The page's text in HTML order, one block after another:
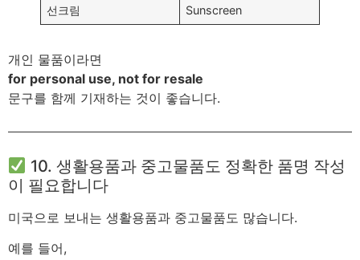
선크림 Sunscreen
개인 물품이라면
for personal use, not for resale
문구를 함께 기재하는 것이 좋습니다.
10. 생활용품과 중고물품도 정확한 품명 작성
이 필요합니다
미국으로 보내는 생활용품과 중고물품도 많습니다.
예를 들어,